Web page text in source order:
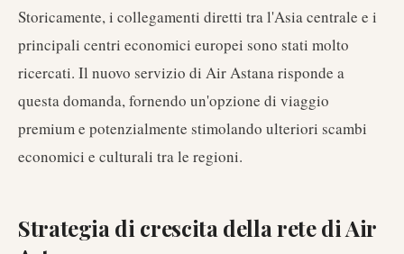
Storicamente, i collegamenti diretti tra l'Asia centrale e i
principali centri economici europei sono stati molto
ricercati. Il nuovo servizio di Air Astana risponde a
questa domanda, fornendo un'opzione di viaggio
premium e potenzialmente stimolando ulteriori scambi
economici e culturali tra le regioni.
Strategia di crescita della rete di Air